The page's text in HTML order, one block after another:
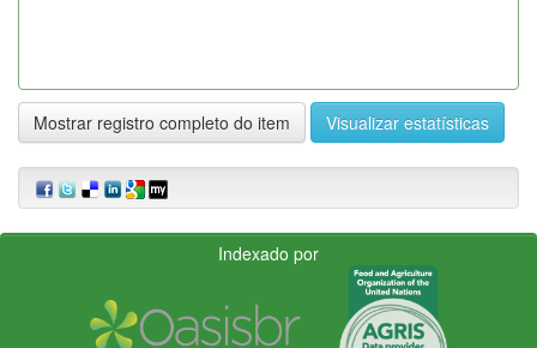
Mostrar registro completo do item Visualizar estatísticas
Indexado por